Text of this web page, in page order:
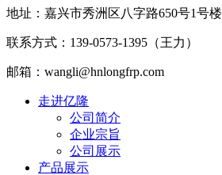
地址：嘉兴市秀洲区八字路650号1号楼
联系方式：139-0573-1395（王力）
邮箱：wangli@hnlongfrp.com
走进亿隆
公司简介
企业宗旨
公司展示
产品展示